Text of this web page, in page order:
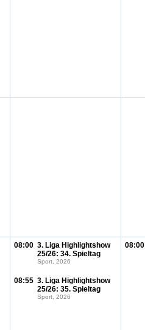
08:00 3. Liga Highlightshow
25/26: 34. Spieltag
Sport, 2026
08:55 3. Liga Highlightshow
25/26: 35. Spieltag
Sport, 2026
08:00